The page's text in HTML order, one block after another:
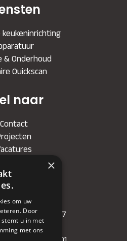
keukeninrichting
& Onderhoud
Quickscan
naar
Contact
: 71479090
RABONL2U
×
om uw
Door
u in met
met ons